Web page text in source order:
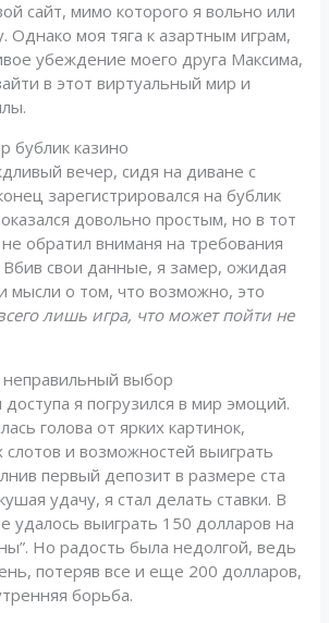
сайт, мимо которого я вольно или
Однако моя тяга к азартным играм,
убеждение моего друга Максима,
в этот виртуальный мир и
бублик казино
вечер, сидя на диване с
зарегистрировался на бублик
довольно простым, но в тот
обратил вниманя на требования
свои данные, я замер, ожидая
мысли о том, что возможно, это
лишь игра, что может пойти не
выбор
я погрузился в мир эмоций.
голова от ярких картинок,
и возможностей выиграть
первый депозит в размере ста
удачу, я стал делать ставки. В
удалось выиграть 150 долларов на
Но радость была недолгой, ведь
потеряв все и еще 200 долларов,
борьба.